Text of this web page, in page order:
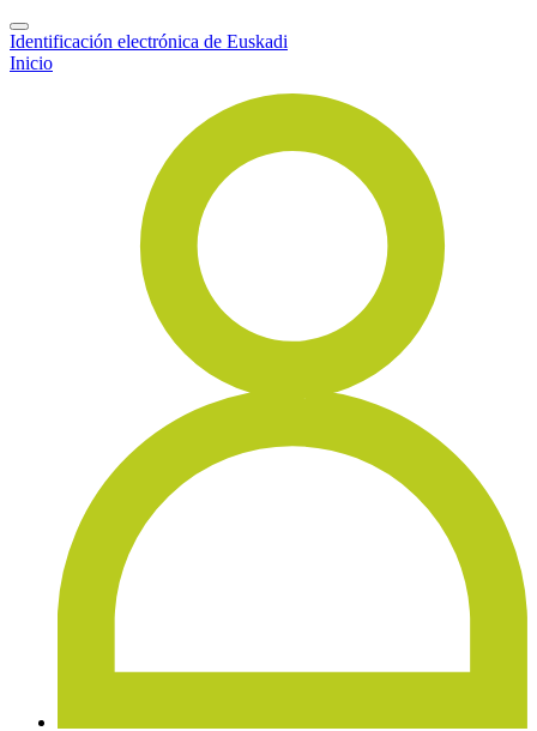
Identificación electrónica de Euskadi
Inicio